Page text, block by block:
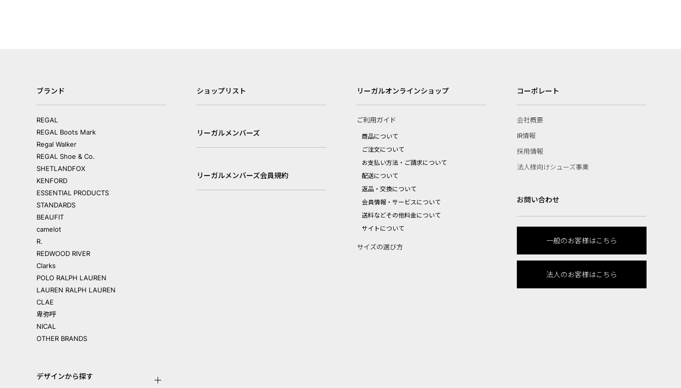
ブランド
REGAL
REGAL Boots Mark
Regal Walker
REGAL Shoe & Co.
SHETLANDFOX
KENFORD
ESSENTIAL PRODUCTS
STANDARDS
BEAUFIT
camelot
R.
REDWOOD RIVER
Clarks
POLO RALPH LAUREN
LAUREN RALPH LAUREN
CLAE
卑弥呼
NICAL
OTHER BRANDS
デザインから探す
ショップリスト
リーガルメンバーズ
リーガルメンバーズ会員規約
リーガルオンラインショップ
ご利用ガイド
商品について
ご注文について
お支払い方法・ご請求について
配送について
返品・交換について
会員情報・サービスについて
送料などその他料金について
サイトについて
サイズの選び方
コーポレート
会社概要
IR情報
採用情報
法人様向けシューズ事業
お問い合わせ
一般のお客様はこちら
法人のお客様はこちら